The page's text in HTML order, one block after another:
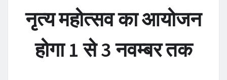
नृत्य महोत्सव का आयोजन
होगा 1 से 3 नवम्बर तक